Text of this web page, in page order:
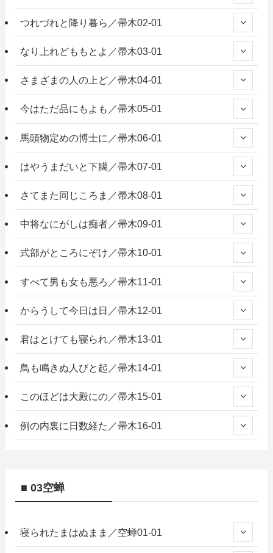
つれづれと降り暮ら／帚木02-01
なり上れどももとよ／帚木03-01
さまざまの人の上ど／帚木04-01
今はただ品にもよも／帚木05-01
馬頭物定めの博士に／帚木06-01
はやうまだいと下臈／帚木07-01
さてまた同じころま／帚木08-01
中将なにがしは痴者／帚木09-01
式部がところにぞけ／帚木10-01
すべて男も女も悪ろ／帚木11-01
からうして今日は日／帚木12-01
君はとけても寝られ／帚木13-01
鳥も鳴きぬ人びと起／帚木14-01
このほどは大殿にの／帚木15-01
例の内裏に日数経た／帚木16-01
■ 03空蝉
寝られたまはぬまま／空蝉01-01